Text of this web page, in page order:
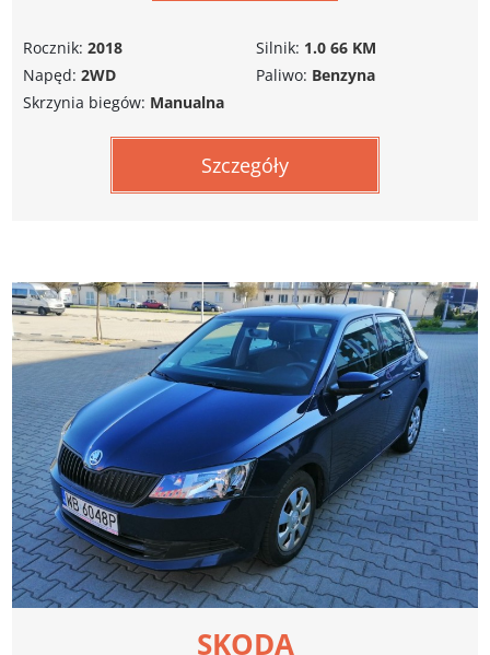
Rocznik: 2018
Napęd: 2WD
Silnik: 1.0 66 KM
Paliwo: Benzyna
Skrzynia biegów: Manualna
Szczegóły
SKODA